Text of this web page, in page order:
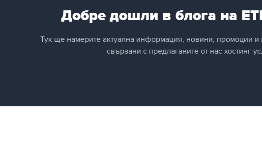
Управляеми наети
Сървър Мениджмънт
Добре дошли в блога на
Тук ще намерите актуална информация, новини, промоции и
свързани с предлаганите от нас хостинг